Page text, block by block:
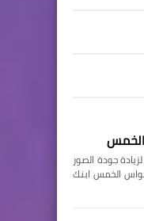
جودة الصور
الخمس ابنك